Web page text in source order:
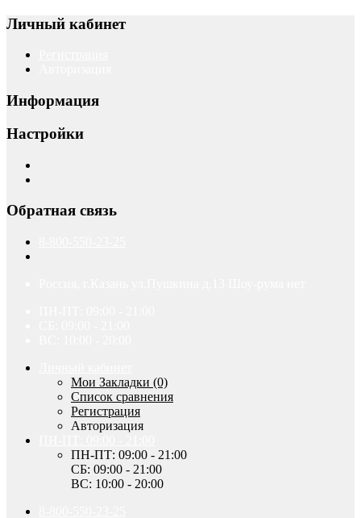
Личный кабинет
Информация
Настройки
Обратная связь
Мои Закладки (0)
Список сравнения
Регистрация
Авторизация
ПН-ПТ: 09:00 - 21:00
СБ: 09:00 - 21:00
ВС: 10:00 - 20:00